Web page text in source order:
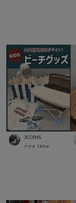
3COINS
ナナオ 163cm